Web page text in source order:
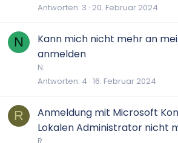
Antworten 3 20. Februar 2024
N
Kann mich nicht mehr an
anmelden
N.
Antworten 4 16. Februar 2024
R
Anmeldung mit Microsoft
Lokalen Administrator nicht